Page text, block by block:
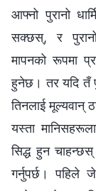
आफ्नो पुरानो
सक्छस्, र
मापनको रूपमा
हुनेछ। तर यदि तँ
तिनलाई मूल्यवान्
यस्ता
सिद्ध हुन
गर्नुपर्छ। पहिले